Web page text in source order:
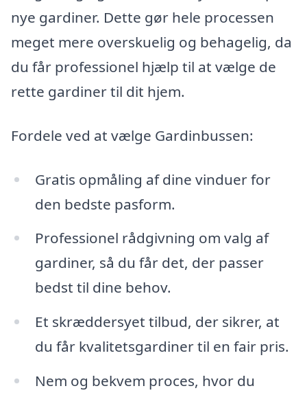
nye gardiner. Dette gør hele processen
meget mere overskuelig og behagelig, da
du får professionel hjælp til at vælge de
rette gardiner til dit hjem.
Fordele ved at vælge Gardinbussen:
Gratis opmåling af dine vinduer for
den bedste pasform.
Professionel rådgivning om valg af
gardiner, så du får det, der passer
bedst til dine behov.
Et skræddersyet tilbud, der sikrer, at
du får kvalitetsgardiner til en fair pris.
Nem og bekvem proces, hvor du